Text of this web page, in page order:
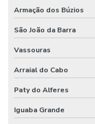
Implantação De
Implementação De
Inspeções Regulares
Limpeza De Ambientes
Armação dos Búzios
São João da Barra
Vassouras
Arraial do Cabo
Paty do Alferes
Iguaba Grande